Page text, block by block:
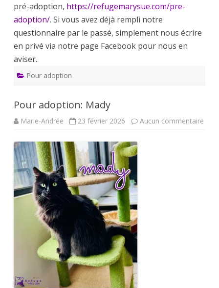
pré-adoption, https://refugemarysue.com/pre-
adoption/. Si vous avez déjà rempli notre
questionnaire par le passé, simplement nous écrire
en privé via notre page Facebook pour nous en
aviser.
Pour adoption
Pour adoption: Mady
Marie-Andrée 23 février 2026 Aucun commentaire